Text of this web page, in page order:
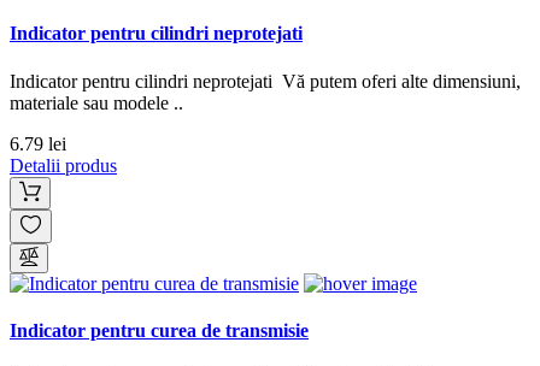
Indicator pentru cilindri neprotejati
Indicator pentru cilindri neprotejati Vă putem oferi alte dimensiuni,
materiale sau modele ..
6.79 lei
Detalii produs
Indicator pentru curea de transmisie